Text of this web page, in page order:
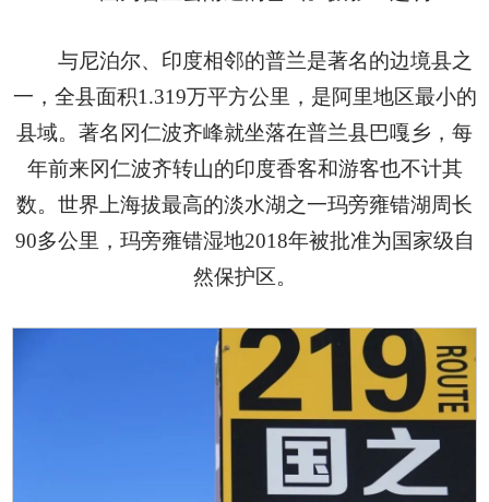
与尼泊尔、印度相邻的普兰是著名的边境县之
一，全县面积1.319万平方公里，是阿里地区最小的
县域。著名冈仁波齐峰就坐落在普兰县巴嘎乡，每
年前来冈仁波齐转山的印度香客和游客也不计其
数。世界上海拔最高的淡水湖之一玛旁雍错湖周长
90多公里，玛旁雍错湿地2018年被批准为国家级自
然保护区。